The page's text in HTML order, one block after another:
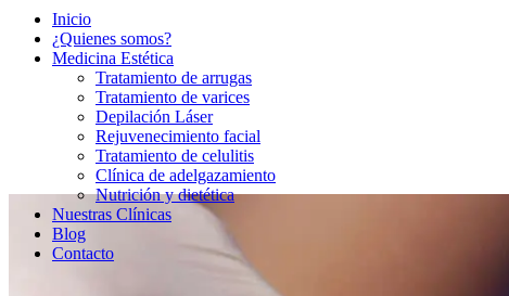
Inicio
¿Quienes somos?
Medicina Estética
Tratamiento de arrugas
Tratamiento de varices
Depilación Láser
Rejuvenecimiento facial
Tratamiento de celulitis
Clínica de adelgazamiento
Nutrición y dietética
Nuestras Clínicas
Blog
Contacto